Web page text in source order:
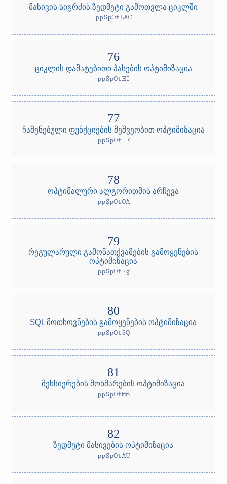
მასივის სიგრძის ზედმეტი გამოთვლა ციკლში
ppSpOtLAC
ციკლის დამატებითი პასების ოპტიმიზაცია
ppSpOtEI
ჩაშენებული ფუნქციების მეშვეობით ოპტიმიზაცია
ppSpOtIF
ოპტიმალური ალგორითმის არჩევა
ppSpOtOA
რეგულარული გამონათქვამების გამოყენების
ოპტიმიზაცია
ppSpOtRg
SQL მოთხოვნების გამოყენების ოპტიმიზაცია
ppSpOtSQ
მეხსიერების მოხმარების ოპტიმიზაცია
ppSpOtMm
ზედმეტი მასივების ოპტიმიზაცია
ppSpOtAU